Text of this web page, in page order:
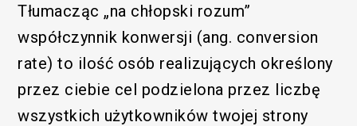
Tłumacząc „na chłopski rozum”
współczynnik konwersji (ang. conversion
rate) to ilość osób realizujących określony
przez ciebie cel podzielona przez liczbę
wszystkich użytkowników twojej strony